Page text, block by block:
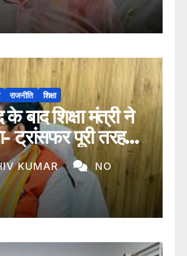
राजनीति शिक्षा
बाद शिक्षा मंत्री ने
पूरी तरह
KUMAR NO